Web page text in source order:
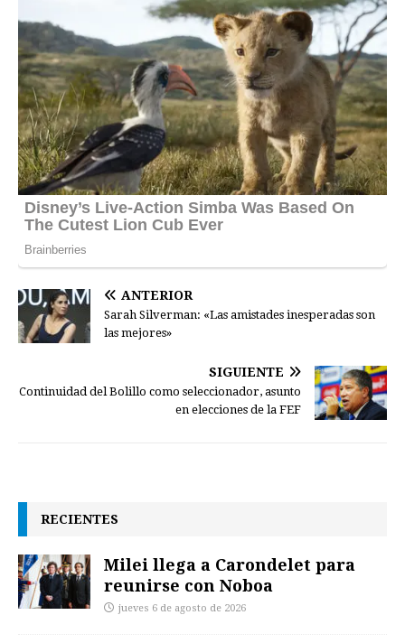
ANTERIOR
Sarah Silverman: «Las amistades inesperadas son
las mejores»
SIGUIENTE
Continuidad del Bolillo como seleccionador, asunto
en elecciones de la FEF
RECIENTES
Milei llega a Carondelet para
reunirse con Noboa
jueves 6 de agosto de 2026